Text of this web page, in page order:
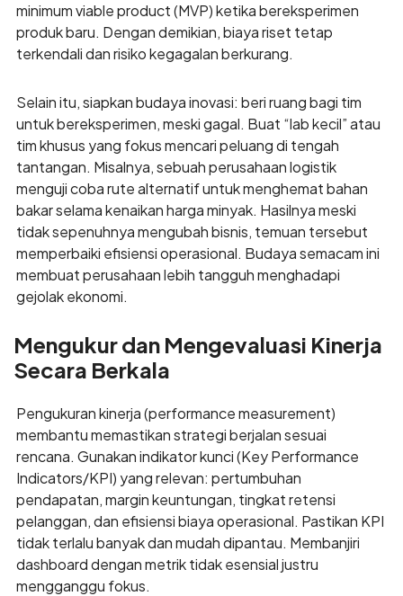
minimum viable product (MVP) ketika bereksperimen
produk baru. Dengan demikian, biaya riset tetap
terkendali dan risiko kegagalan berkurang.
Selain itu, siapkan budaya inovasi: beri ruang bagi tim
untuk bereksperimen, meski gagal. Buat “lab kecil” atau
tim khusus yang fokus mencari peluang di tengah
tantangan. Misalnya, sebuah perusahaan logistik
menguji coba rute alternatif untuk menghemat bahan
bakar selama kenaikan harga minyak. Hasilnya meski
tidak sepenuhnya mengubah bisnis, temuan tersebut
memperbaiki efisiensi operasional. Budaya semacam ini
membuat perusahaan lebih tangguh menghadapi
gejolak ekonomi.
Mengukur dan Mengevaluasi Kinerja
Secara Berkala
Pengukuran kinerja (performance measurement)
membantu memastikan strategi berjalan sesuai
rencana. Gunakan indikator kunci (Key Performance
Indicators/KPI) yang relevan: pertumbuhan
pendapatan, margin keuntungan, tingkat retensi
pelanggan, dan efisiensi biaya operasional. Pastikan KPI
tidak terlalu banyak dan mudah dipantau. Membanjiri
dashboard dengan metrik tidak esensial justru
mengganggu fokus.